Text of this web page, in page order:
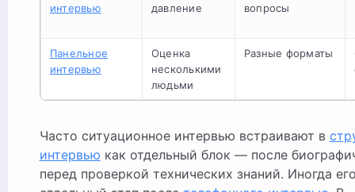
интервью
давление
вопросы
Панельное
интервью
Оценка
несколькими
людьми
Разные форматы
Часто ситуационное интервью встраивают в
интервью как отдельный блок — после
перед проверкой технических знаний. Иногда